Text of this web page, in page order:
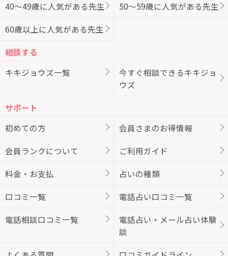
40～49歳に人気がある先生 50～59歳に人気がある先生
60歳以上に人気がある先生
相談する
キキジョウズ一覧
今すぐ相談できるキキジョ
ウズ
サポート
初めての方
会員さまのお得情報
会員ランクについて ご利用ガイド
料金・お支払 占いの種類
口コミ一覧 電話占い口コミ一覧
電話相談口コミ一覧
電話占い・メール占い体験
談